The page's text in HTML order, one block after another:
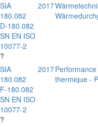
SIA
180.082
D-180.082
SN EN ISO
10077-2
?
2017
SIA
180.082
F-180.082
SN EN ISO
10077-2
?
2017
thermique -